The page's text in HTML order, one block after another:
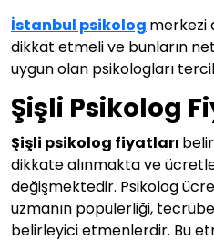
İstanbul psikolog merkezi
dikkat etmeli ve bunların
uygun olan psikologları
Şişli Psikolog
Şişli psikolog fiyatları
dikkate alınmakta ve
değişmektedir. Psikolog
uzmanın popülerliği,
belirleyici etmenlerdir. Bu